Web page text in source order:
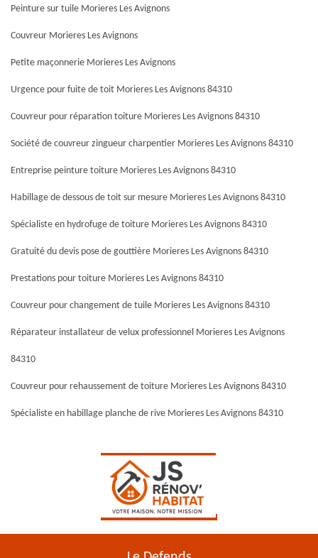
Peinture sur tuile Morieres Les Avignons
Couvreur Morieres Les Avignons
Petite maçonnerie Morieres Les Avignons
Urgence pour fuite de toit Morieres Les Avignons 84310
Couvreur pour réparation toiture Morieres Les Avignons 84310
Société de couvreur zingueur charpentier Morieres Les Avignons 84310
Entreprise peinture toiture Morieres Les Avignons 84310
Habillage de dessous de toit sur mesure Morieres Les Avignons 84310
Spécialiste en hydrofuge de toiture Morieres Les Avignons 84310
Gratuité du devis pose de gouttière Morieres Les Avignons 84310
Prestations pour toiture Morieres Les Avignons 84310
Couvreur pour changement de tuile Morieres Les Avignons 84310
Réparateur installateur de velux professionnel Morieres Les Avignons
84310
Couvreur pour rehaussement de toiture Morieres Les Avignons 84310
Spécialiste en habillage planche de rive Morieres Les Avignons 84310